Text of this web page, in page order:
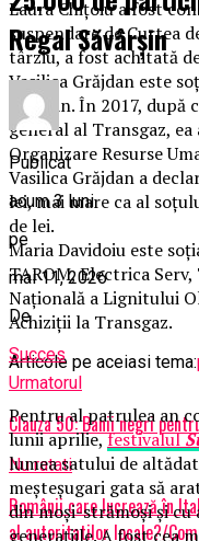
Laura Chițoiu a fost
suspendare de Curtea
târziu, a fost achitată
Vasilica Grăjdan este
Grăjdan. În 2017,
general al Transgaz,
Organizare Resurse
Vasilica Grăjdan a
lei, mai mare ca al
de lei.
Maria Davidoiu este
TAROM, Electrica
Naţională a Lignitului
Achiziții la Transgaz.
Articole pe aceiasi tema:
Urmatorul
Clauza 50: Banii negri
Nu ratati
Românii care lucrează în
al autoritatilor locale?/
Regal Săvârșin
Publicat
acum 3 luni
pe
mai 11, 2026
De
Succes
Pentru al patrulea an
lunii aprilie,festivalul
lumea satului de
meșteșugari gata să
din moși-strămoși și
generațiile. A fost cea